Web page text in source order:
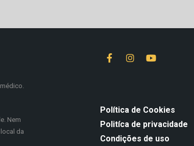
Nem
da
Política de Cookies
Politíca de privacidade
Condições de uso